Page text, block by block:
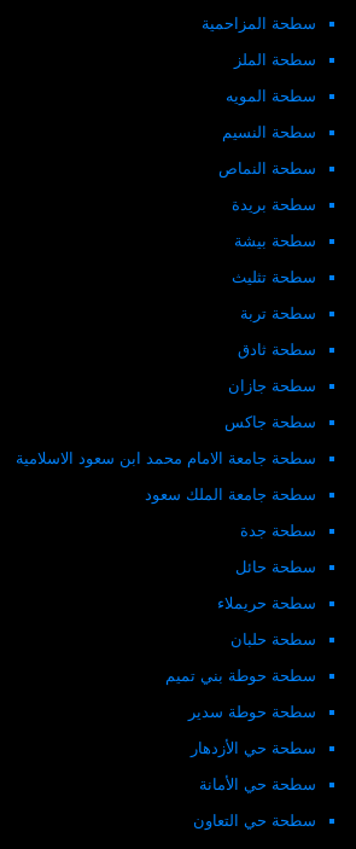
سطحة المزاحمية
سطحة الملز
سطحة المويه
سطحة النسيم
سطحة النماص
سطحة بريدة
سطحة بيشة
سطحة تثليث
سطحة تربة
سطحة ثادق
سطحة جازان
سطحة جاكس
سطحة جامعة الامام محمد ابن سعود الاسلامية
سطحة جامعة الملك سعود
سطحة جدة
سطحة حائل
سطحة حريملاء
سطحة حلبان
سطحة حوطة بني تميم
سطحة حوطة سدير
سطحة حي الأزدهار
سطحة حي الأمانة
سطحة حي التعاون